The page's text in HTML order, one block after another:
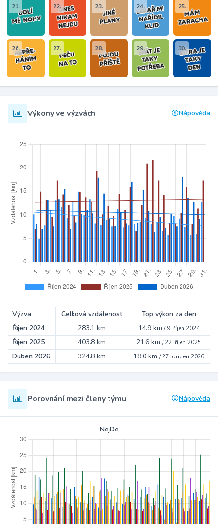
21. 22. 23. 24. 25.
26. 27. 28. 29. 30.
Výkony ve výzvách Nápověda
Výzva Celková vzdálenost
Top výkon za den
Říjen 2024
283.1 km 14.9 km /9. říjen 2024
Říjen 2025 403.8 km 21.6 km /22. říjen 2025
Duben 2026 324.8 km 18.0 km /27. duben 2026
Porovnání mezi členy týmu Nápověda
NejDe